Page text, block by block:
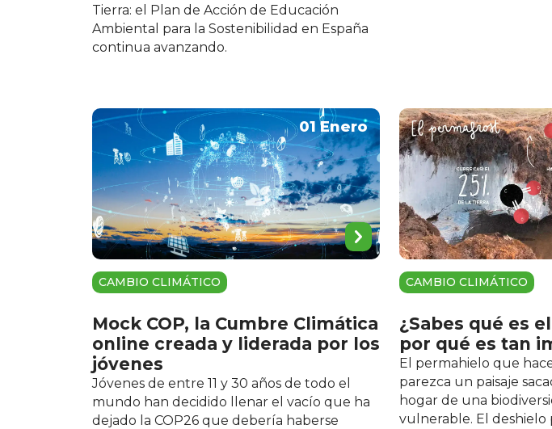
Tierra: el Plan de Acción de Educación
Ambiental para la Sostenibilidad en España
continua avanzando.
01 Enero
CAMBIO CLIMÁTICO
Mock COP, la Cumbre Climática
online creada y liderada por los
jóvenes
Jóvenes de entre 11 y 30 años de todo el
mundo han decidido llenar el vacío que ha
dejado la COP26 que debería haberse
CAMBIO CLIMÁTICO
¿Sabes qué es
por qué es tan
El permahielo que
parezca un paisaje
hogar de una
vulnerable. El deshielo